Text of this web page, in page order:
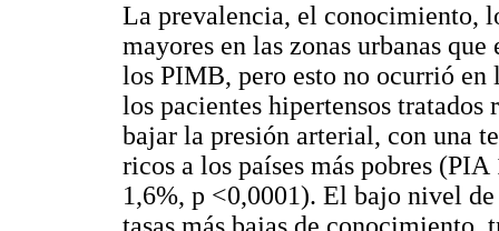
La prevalencia, el conocimiento,
mayores en las zonas urbanas
los PIMB, pero esto no ocurrió
los pacientes hipertensos
bajar la presión arterial, con una
ricos a los países más pobres
1,6%, p <0,0001). El bajo nivel